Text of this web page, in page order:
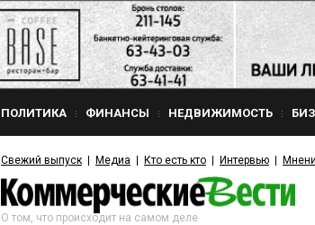
ПОЛИТИКА ФИНАНСЫ НЕДВИЖИМОСТЬ
Свежий выпуск Медиа Кто есть кто Интервью
О том, что происходит на самом деле